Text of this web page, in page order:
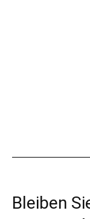
Bleiben